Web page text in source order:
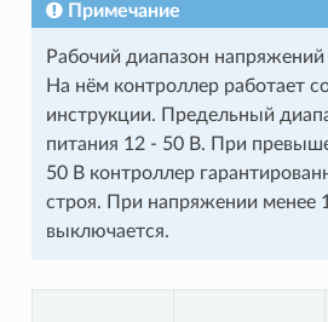
Примечание
Рабочий диапазон
На нём контроллер работает
инструкции. Предельный
питания 12 - 50 В. При
50 В контроллер
строя. При напряжении менее
выключается.